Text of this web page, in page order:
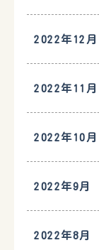
2022年12月
2022年11月
2022年10月
2022年9月
2022年8月